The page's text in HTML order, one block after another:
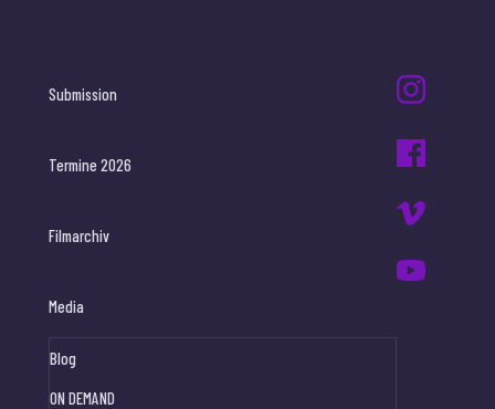
Submission
Termine 2026
Filmarchiv
Media
Blog
ON DEMAND